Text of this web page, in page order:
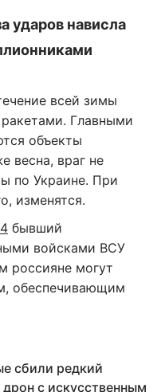
ударов нависла
всей зимы
Главными
объекты
весна, враг не
по Украине. При
изменятся.
бывший
войсками ВСУ
россияне могут
обеспечивающим
сбили редкий
с искусственным